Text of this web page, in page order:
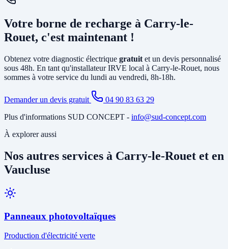
Cela dépend de votre installation existante. Dans la plupart des
dédiédepuis le tableau électrique et poser un disjoncteur différentiel
spécifique. Si votre abonnement est trop faible, il peut être
nécessaire d'augmenter la puissance souscrite
Votre borne de recharge à Carry-le-
Rouet, c'est maintenant !
Obtenez votre diagnostic électrique gratuit et un devis personnalisé
sous 48h. En tant qu'installateur IRVE local à Carry-le-Rouet, nous
sommes à votre service du lundi au vendredi, 8h-18h.
Demander un devis gratuit
04 90 83 63 29
Plus d'informations SUD CONCEPT - info@sud-concept.com
À explorer aussi
Nos autres services à Carry-le-Rouet et en
Vaucluse
Panneaux photovoltaïques
Production d'électricité verte